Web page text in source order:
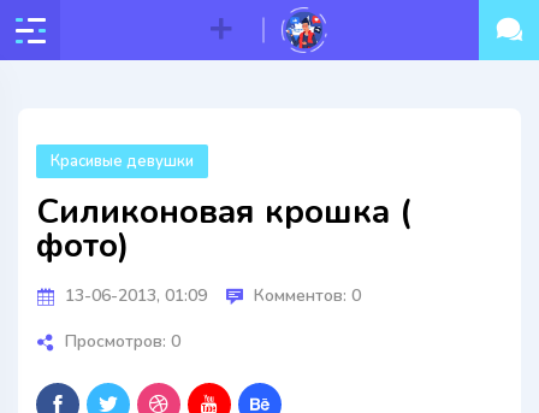
Красивые девушки
Силиконовая крошка (
фото)
13-06-2013, 01:09
Комментов: 0
Просмотров: 0